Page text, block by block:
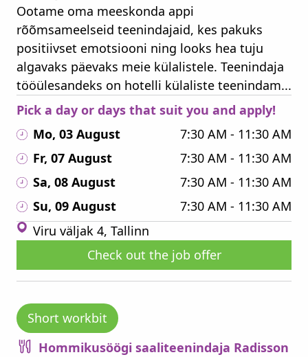
Ootame oma meeskonda appi
rõõmsameelseid teenindajaid, kes pakuks
positiivset emotsiooni ning looks hea tuju
algavaks päevaks meie külalistele. Teenindaja
tööülesandeks on hotelli külaliste teenindam...
Pick a day or days that suit you and apply!
Mo, 03 August
7:30 AM - 11:30 AM
Fr, 07 August
7:30 AM - 11:30 AM
Sa, 08 August
7:30 AM - 11:30 AM
Su, 09 August
7:30 AM - 11:30 AM
Viru väljak 4, Tallinn
Check out the job offer
Short workbit
Hommikusöögi saaliteenindaja Radisson